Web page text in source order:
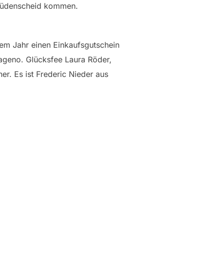
kommen.
Jahr einen Einkaufsgutschein
Glücksfee Laura Röder,
Es ist Frederic Nieder aus